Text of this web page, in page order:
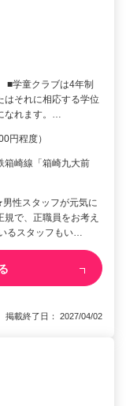
■学童クラブは4年制
はそれに相応する学位
なれます。…
円程度）
箱崎線「箱崎九大前
性スタッフが元気に
で、正職員をお考え
るスタッフもい…
載終了日： 2027/04/02